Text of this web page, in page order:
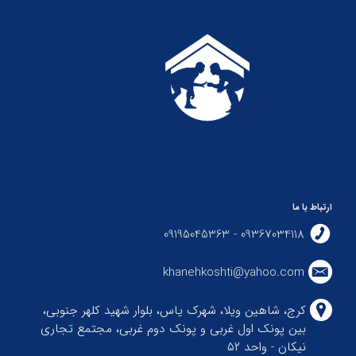
ارتباط با ما
09367034118 - 09195045363
khanehkoshti@yahoo.com
کرج، شاهین ویلا، شهرک یاس، بلوار شهید کلهر جنوبی،
بین پونک اول غربی و پونک دوم غربی، مجتمع تجاری
نیکان - واحد ۵۲